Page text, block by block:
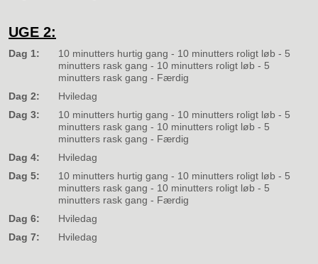
UGE 2:
Dag 1:
10 minutters hurtig gang - 10 minutters roligt løb - 5
minutters rask gang - 10 minutters roligt løb - 5
minutters rask gang - Færdig
Dag 2:
Hviledag
Dag 3:
10 minutters hurtig gang - 10 minutters roligt løb - 5
minutters rask gang - 10 minutters roligt løb - 5
minutters rask gang - Færdig
Dag 4:
Hviledag
Dag 5:
10 minutters hurtig gang - 10 minutters roligt løb - 5
minutters rask gang - 10 minutters roligt løb - 5
minutters rask gang - Færdig
Dag 6:
Hviledag
Dag 7:
Hviledag